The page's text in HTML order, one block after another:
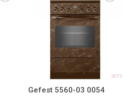
Gefest 5560-03 0054